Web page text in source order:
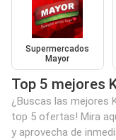
Supermercados
Mayor
Top 5 mejores
¿Buscas las mejores
top 5 ofertas! Mira
y aprovecha de